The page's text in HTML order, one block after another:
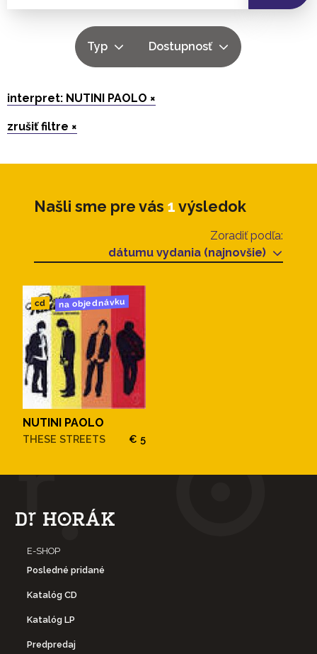
Typ Dostupnosť
interpret: NUTINI PAOLO ×
zrušiť filtre ×
Našli sme pre vás 1 výsledok
Zoradiť podľa:
dátumu vydania (najnovšie)
cd na objednávku
NUTINI PAOLO
THESE STREETS € 5
E-SHOP
Posledné pridané
Katalóg CD
Katalóg LP
Predpredaj